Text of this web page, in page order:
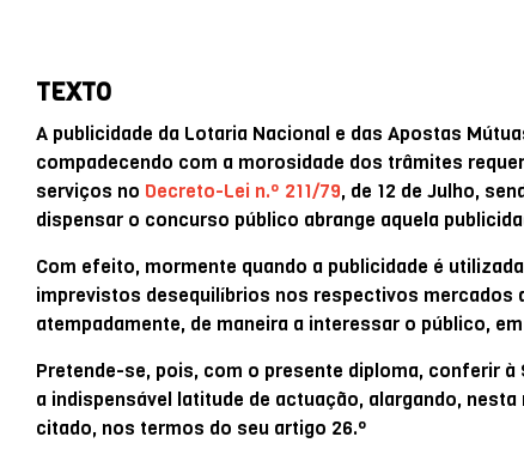
TEXTO
A publicidade da Lotaria Nacional e das Apostas
compadecendo com a morosidade dos trâmites
serviços no Decreto-Lei n.º 211/79, de 12 de Julho,
dispensar o concurso público abrange aquela
Com efeito, mormente quando a publicidade é
imprevistos desequilíbrios nos respectivos mercados
atempadamente, de maneira a interessar o público,
Pretende-se, pois, com o presente diploma, conferir
a indispensável latitude de actuação, alargando,
citado, nos termos do seu artigo 26.º